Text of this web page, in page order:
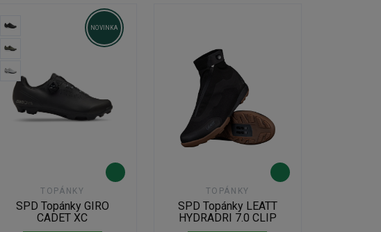
NOVINKA
TOPÁNKY
SPD Topánky GIRO
CADET XC
TOPÁNKY
SPD Topánky LEATT
HYDRADRI 7.0 CLIP